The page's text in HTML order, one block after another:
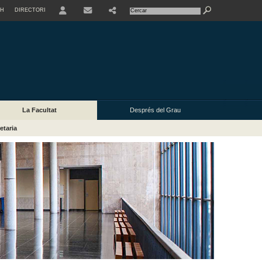
DIRECTORI
La Facultat Després del Grau